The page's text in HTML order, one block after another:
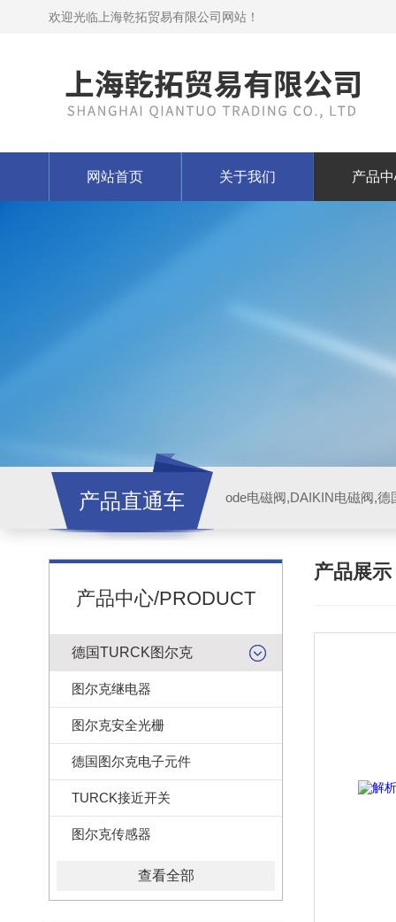
欢迎光临上海乾拓贸易有限公司网站！
网站首页 关于我们 产品
产品直通车 ode电磁阀,DAIKIN电磁阀,
产品中心/PRODUCT
德国TURCK图尔克
图尔克继电器
图尔克安全光栅
德国图尔克电子元件
TURCK接近开关
图尔克传感器
查看全部
产品展示